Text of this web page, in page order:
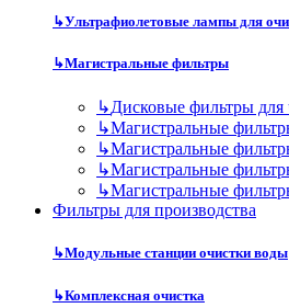
↳Ультрафиолетовые лампы для
↳Магистральные фильтры
↳Дисковые фильтры для
↳Магистральные
↳Магистральные
↳Магистральные
↳Магистральные
Фильтры для производства
↳Модульные станции очистки воды
↳Комплексная очистка